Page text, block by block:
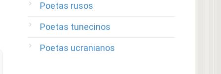
Poetas rusos
Poetas tunecinos
Poetas ucranianos